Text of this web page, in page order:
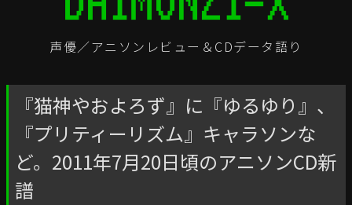
声優／アニソンレビュー＆CDデータ語り
『猫神やおよろず』に『ゆるゆり』、
『プリティーリズム』キャラソンな
ど。2011年7月20日頃のアニソンCD新
譜